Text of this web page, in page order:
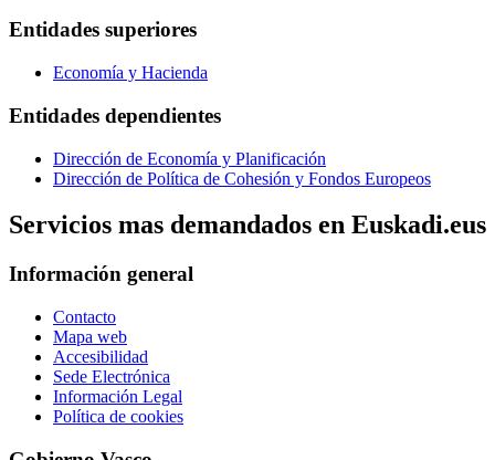
Entidades superiores
Economía y Hacienda
Entidades dependientes
Dirección de Economía y Planificación
Dirección de Política de Cohesión y Fondos Europeos
Servicios mas demandados en Euskadi.eus
Información general
Contacto
Mapa web
Accesibilidad
Sede Electrónica
Información Legal
Política de cookies